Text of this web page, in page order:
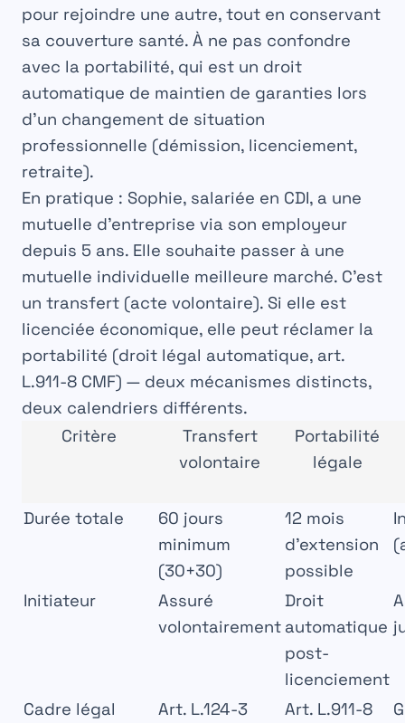
pour rejoindre une autre, tout en conservant
sa couverture santé. À ne pas confondre
avec la portabilité, qui est un droit
automatique de maintien de garanties lors
d’un changement de situation
professionnelle (démission, licenciement,
retraite).
En pratique : Sophie, salariée en CDI, a une
mutuelle d’entreprise via son employeur
depuis 5 ans. Elle souhaite passer à une
mutuelle individuelle meilleure marché. C’est
un transfert (acte volontaire). Si elle est
licenciée économique, elle peut réclamer la
portabilité (droit légal automatique, art.
L.911-8 CMF) — deux mécanismes distincts,
deux calendriers différents.
Critère
Transfert
volontaire
Portabilité
légale
Durée totale
60 jours
minimum
(30+30)
12 mois
d’extension
possible
Initiateur
Assuré
volontairement
Droit
automatique
post-
licenciement
Cadre légal
Art. L.124-3
Art. L.911-8